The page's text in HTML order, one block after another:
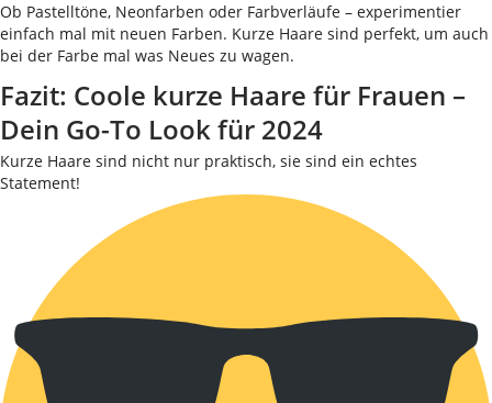
Ob Pastelltöne, Neonfarben oder Farbverläufe – experimentier
einfach mal mit neuen Farben. Kurze Haare sind perfekt, um auch
bei der Farbe mal was Neues zu wagen.
Fazit: Coole kurze Haare für Frauen –
Dein Go-To Look für 2024
Kurze Haare sind nicht nur praktisch, sie sind ein echtes
Statement!